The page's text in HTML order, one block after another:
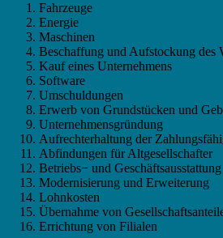
Fahrzeuge
Energie
Maschinen
Beschaffung und Aufstockung des
Kauf eines Unternehmens
Software
Umschuldungen
Erwerb von Grundstücken und
Unternehmensgründung
Aufrechterhaltung der
Abfindungen für Altgesellschafter
Betriebs− und Geschäftsausstattung
Modernisierung und Erweiterung
Lohnkosten
Übernahme von
Errichtung von Filialen